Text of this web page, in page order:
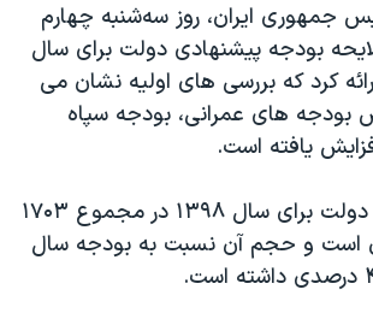
کادر رهبری ایران
جایزه نوبل صلح
جمهوری ایران، روز سه‌شنبه چهارم
بودجه پیشنهادی دولت برای سال
کرد که بررسی های اولیه نشان می
های عمرانی، بودجه سپاه
یافته است.
بودجه پیشنهادی دولت برای سال ۱۳۹۸ در مجموع ۱۷۰۳
است و حجم آن نسبت به بودجه سال